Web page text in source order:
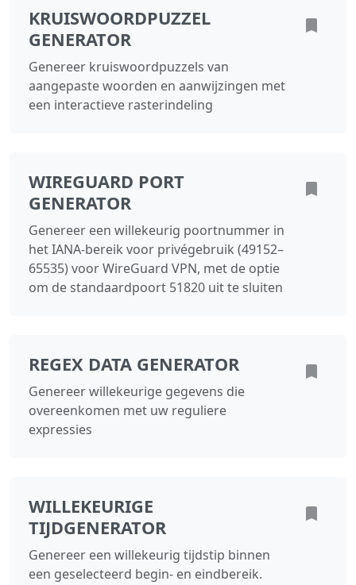
KRUISWOORDPUZZEL
GENERATOR
Genereer kruiswoordpuzzels van
aangepaste woorden en aanwijzingen met
een interactieve rasterindeling
WIREGUARD PORT
GENERATOR
Genereer een willekeurig poortnummer in
het IANA-bereik voor privégebruik (49152–
65535) voor WireGuard VPN, met de optie
om de standaardpoort 51820 uit te sluiten
REGEX DATA GENERATOR
Genereer willekeurige gegevens die
overeenkomen met uw reguliere
expressies
WILLEKEURIGE
TIJDGENERATOR
Genereer een willekeurig tijdstip binnen
een geselecteerd begin- en eindbereik.